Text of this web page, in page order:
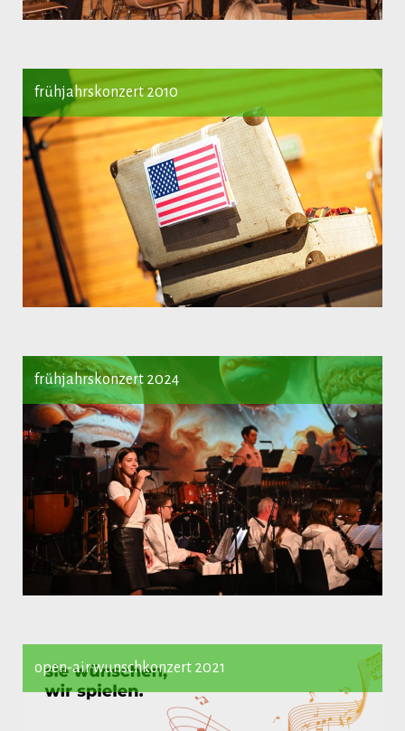
frühjahrskonzert 2010
frühjahrskonzert 2024
open-air wunschkonzert 2021